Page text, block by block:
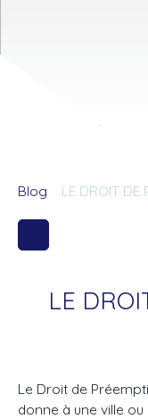
Blog LE DROIT DE
LE
Le Droit de
donne à une ville